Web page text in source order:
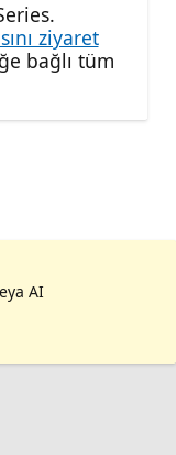
ziyaret
bağlı tüm
AI